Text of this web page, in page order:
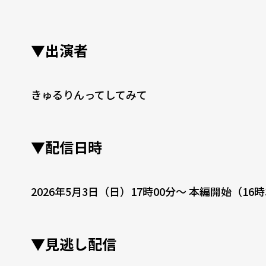
▼出演者
きゅるりんってしてみて
▼配信日時
2026年5月3日（日）17時00分〜 本編開始（16時
▼見逃し配信